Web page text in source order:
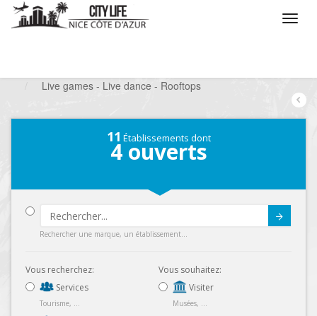
Live games - Live dance - Rooftops
11 Établissements dont
4ouverts
Rechercher une marque, un établissement...
Vous recherchez:
Services
Tourisme, ...
Vous souhaitez:
Visiter
Musées, ...